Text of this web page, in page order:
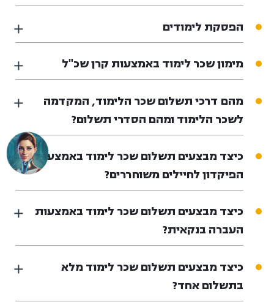
הפסקת לימודים
מימון שכר לימוד באמצעות קרן שכ"ל
מהם דרכי תשלום שכר הלימוד, המקדמה
לשכר הלימוד ומהם הסדרי תשלום?
כיצד מבצעים תשלום שכר לימוד באמצעות
הפיקדון לחיילים משוחררים?
כיצד מבצעים תשלום שכר לימוד באמצעות
העברה בנקאית?
כיצד מבצעים תשלום שכר לימוד מלא
בתשלום אחד?